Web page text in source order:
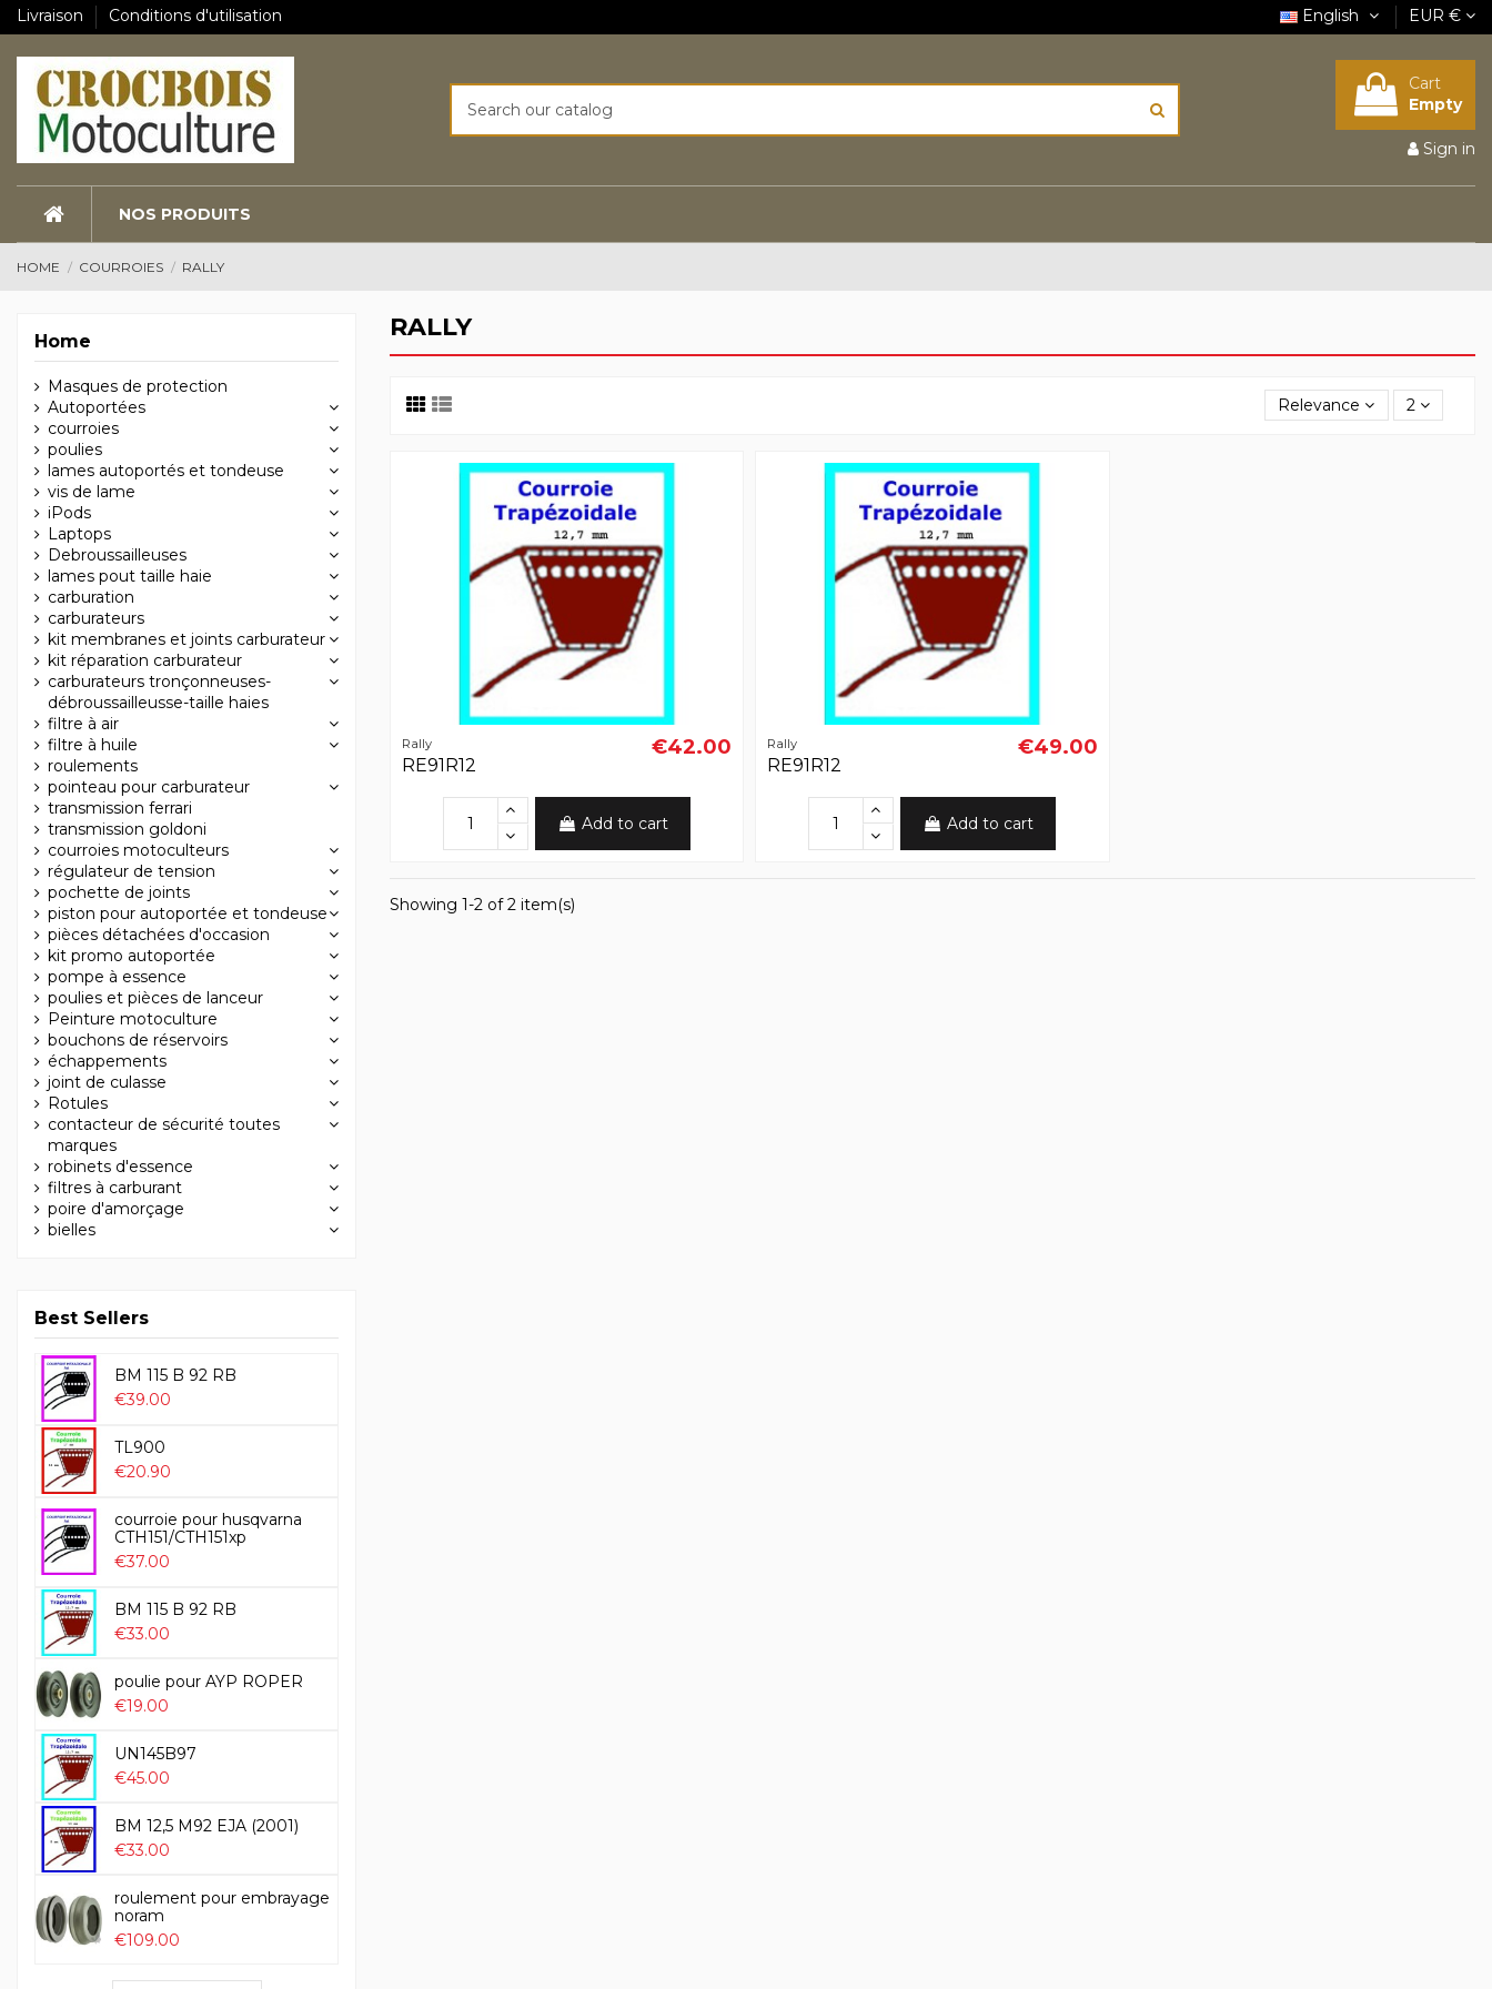
Livraison Conditions d'utilisation English EUR €
Cart
Empty
Sign in
NOS PRODUITS
HOME COURROIES RALLY
RALLY
Relevance 2
Rally
RE91R12
€42.00
Add to cart
Rally
RE91R12
€49.00
Add to cart
Showing 1-2 of 2 item(s)
Home
Masques de protection
Autoportées
courroies
poulies
lames autoportés et tondeuse
vis de lame
iPods
Laptops
Debroussailleuses
lames pout taille haie
carburation
carburateurs
kit membranes et joints carburateur
kit réparation carburateur
carburateurs tronçonneuses-
débroussailleusse-taille haies
filtre à air
filtre à huile
roulements
pointeau pour carburateur
transmission ferrari
transmission goldoni
courroies motoculteurs
régulateur de tension
pochette de joints
piston pour autoportée et tondeuse
pièces détachées d'occasion
kit promo autoportée
pompe à essence
poulies et pièces de lanceur
Peinture motoculture
bouchons de réservoirs
échappements
joint de culasse
Rotules
contacteur de sécurité toutes
marques
robinets d'essence
filtres à carburant
poire d'amorçage
bielles
Best Sellers
BM 115 B 92 RB
€39.00
TL900
€20.90
courroie pour husqvarna
CTH151/CTH151xp
€37.00
BM 115 B 92 RB
€33.00
poulie pour AYP ROPER
€19.00
UN145B97
€45.00
BM 12,5 M92 EJA (2001)
€33.00
roulement pour embrayage
noram
€109.00